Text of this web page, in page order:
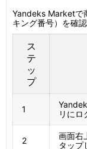
Yandeks Marketで
キング番号）を確
ス
テ
ッ
プ
1
リにロ
2
画面右
タップ